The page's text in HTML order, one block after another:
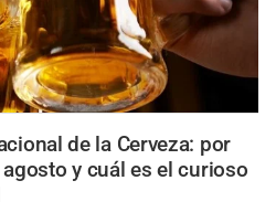
de la Cerveza: por
y cuál es el curioso